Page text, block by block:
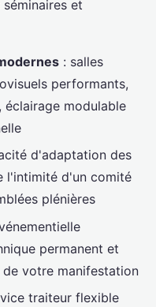
et
: salles
performants,
modulable
d'adaptation des
l'intimité d'un comité
plénières
permanent et
votre manifestation
traiteur flexible